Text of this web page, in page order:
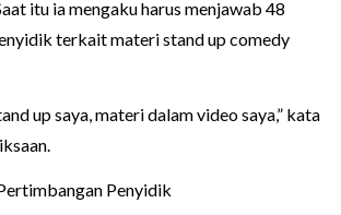
itu ia mengaku harus menjawab 48
terkait materi stand up comedy
up saya, materi dalam video saya,” kata
Penyidik